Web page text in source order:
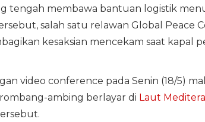
tengah membawa bantuan logistik
salah satu relawan Global Peace
kesaksian mencekam saat kapal
video conference pada Senin (18/5)
ambing berlayar di Laut